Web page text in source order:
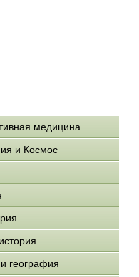
медицина
и Космос
география